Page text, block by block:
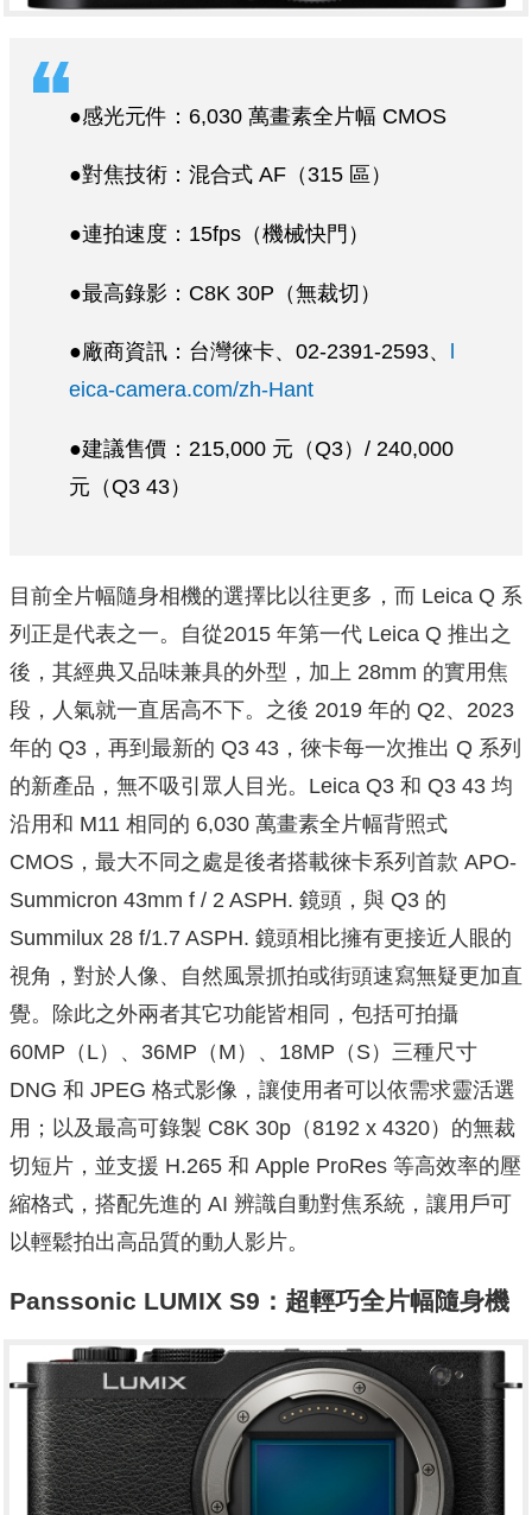
●感光元件：6,030 萬畫素全片幅 CMOS
●對焦技術：混合式 AF（315 區）
●連拍速度：15fps（機械快門）
●最高錄影：C8K 30P（無裁切）
●廠商資訊：台灣徠卡、02-2391-2593、
eica-camera.com/zh-Hant
●建議售價：215,000 元（Q3）/ 240,000
元（Q3 43）
目前全片幅隨身相機的選擇比以往更多，而 Leica Q 系
列正是代表之一。自從2015 年第一代 Leica Q 推出之
後，其經典又品味兼具的外型，加上 28mm 的實用焦
段，人氣就一直居高不下。之後 2019 年的 Q2、2023
年的 Q3，再到最新的 Q3 43，徠卡每一次推出 Q 系列
的新產品，無不吸引眾人目光。Leica Q3 和 Q3 43 均
沿用和 M11 相同的 6,030 萬畫素全片幅背照式
CMOS，最大不同之處是後者搭載徠卡系列首款 APO-
Summicron 43mm f / 2 ASPH. 鏡頭，與 Q3 的
Summilux 28 f/1.7 ASPH. 鏡頭相比擁有更接近人眼的
視角，對於人像、自然風景抓拍或街頭速寫無疑更加直
覺。除此之外兩者其它功能皆相同，包括可拍攝
60MP（L）、36MP（M）、18MP（S）三種尺寸
DNG 和 JPEG 格式影像，讓使用者可以依需求靈活選
用；以及最高可錄製 C8K 30p（8192 x 4320）的無裁
切短片，並支援 H.265 和 Apple ProRes 等高效率的壓
縮格式，搭配先進的 AI 辨識自動對焦系統，讓用戶可
以輕鬆拍出高品質的動人影片。
Panssonic LUMIX S9：超輕巧全片幅隨身機